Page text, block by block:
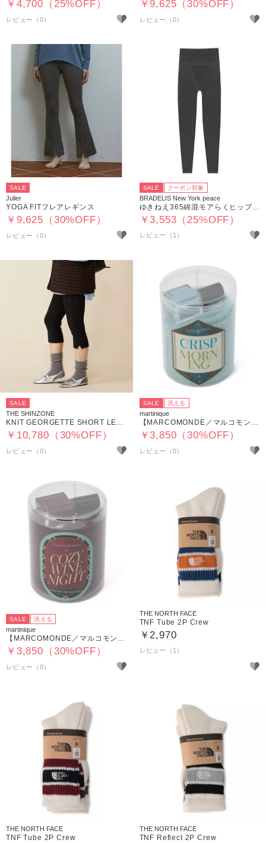
￥4,700（25%OFF） ￥9,625（30%OFF）
SALE
Julier
YOGA FITフレアレギンス
￥9,625（30%OFF）
SALE クーポン対象
BRADELIS New York peace
ゆきねえ365綿混モアらくヒップアップレギンス25
￥3,553（25%OFF）
レビュー（1）
SALE
THE SHINZONE
KNIT GEORGETTE SHORT LEGGINGS
￥10,780（30%OFF）
SALE 洗える
martinique
【MARCOMONDE／マルコモンド】GB26P－001
￥3,850（30%OFF）
SALE 洗える
martinique
￥3,850（30%OFF）
THE NORTH FACE
TNF Tube 2P Crew
￥2,970
レビュー（1）
THE NORTH FACE
TNF Tube 2P Crew
THE NORTH FACE
TNF Reflect 2P Crew